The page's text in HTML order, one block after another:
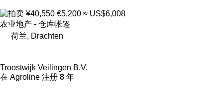
¥40,550 €5,200 ≈ US$6,008
农业地产 - 仓库帐篷
荷兰, Drachten
Troostwijk Veilingen B.V.
在 Agroline 注册 8 年